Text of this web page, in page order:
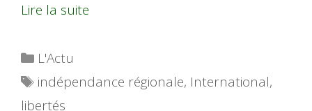
Lire la suite
Catégories
L'Actu
Étiquettes
indépendance régionale, International,
libertés